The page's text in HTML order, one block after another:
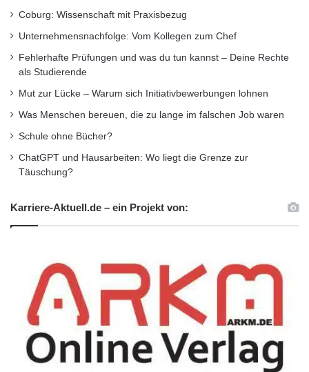
Coburg: Wissenschaft mit Praxisbezug
Unternehmensnachfolge: Vom Kollegen zum Chef
Fehlerhafte Prüfungen und was du tun kannst – Deine Rechte
als Studierende
Mut zur Lücke – Warum sich Initiativbewerbungen lohnen
Was Menschen bereuen, die zu lange im falschen Job waren
Schule ohne Bücher?
ChatGPT und Hausarbeiten: Wo liegt die Grenze zur
Täuschung?
Karriere-Aktuell.de – ein Projekt von: